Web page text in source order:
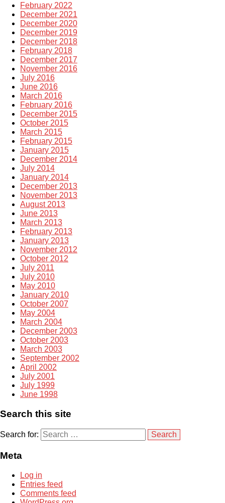
February 2022
December 2021
December 2020
December 2019
December 2018
February 2018
December 2017
November 2016
July 2016
June 2016
March 2016
February 2016
December 2015
October 2015
March 2015
February 2015
January 2015
December 2014
July 2014
January 2014
December 2013
November 2013
August 2013
June 2013
March 2013
February 2013
January 2013
November 2012
October 2012
July 2011
July 2010
May 2010
January 2010
October 2007
May 2004
March 2004
December 2003
October 2003
March 2003
September 2002
April 2002
July 2001
July 1999
June 1998
Search this site
Search for:
Meta
Log in
Entries feed
Comments feed